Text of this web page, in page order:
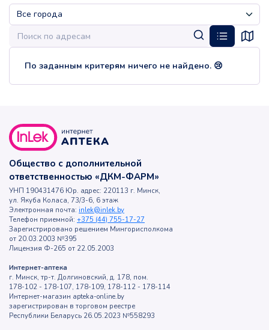
По заданным критерям ничего не найдено. 😢
Общество с дополнительной
ответственностью «ДКМ-ФАРМ»
УНП 190431476 Юр. адрес: 220113 г. Минск,
ул. Якуба Коласа, 73/3-6, 6 этаж
Электронная почта: inlek@inlek.by
Телефон приемной: +375 (44) 755-17-27
Зарегистрировано решением Мингорисполкома
от 20.03.2003 №395
Лицензия Ф-265 от 22.05.2003
Интернет-аптека
г. Минск, тр-т. Долгиновский, д. 178, пом.
178-102 - 178-107, 178-109, 178-112 - 178-114
Интернет-магазин apteka-online.by
зарегистрирован в торговом реестре
Республики Беларусь 26.05.2023 №558293